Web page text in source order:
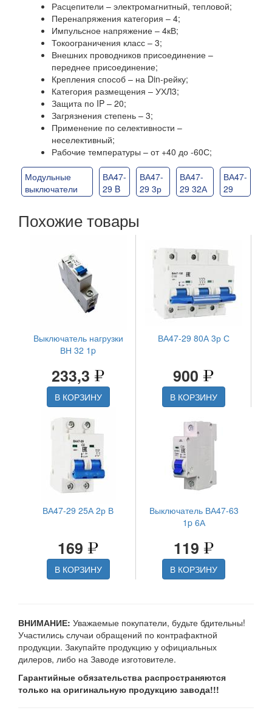
Расцепители – электромагнитный, тепловой;
Перенапряжения категория – 4;
Импульсное напряжение – 4кВ;
Токоограничения класс – 3;
Внешних проводников присоединение –
переднее присоединение;
Крепления способ – на Din-рейку;
Категория размещения – УХЛ3;
Защита по IP – 20;
Загрязнения степень – 3;
Применение по селективности –
неселективный;
Рабочие температуры – от +40 до -60С;
Модульные
выключатели
ВА47-
29 B
ВА47-
29 3р
ВА47-
29 32А
ВА47-
29
Похожие товары
Выключатель нагрузки
ВН 32 1p
233,3
В КОРЗИНУ
ВА47-29 80А 3р С
900
В КОРЗИНУ
ВА47-29 25А 2р В
169
В КОРЗИНУ
Выключатель ВА47-63
1p 6А
119
В КОРЗИНУ
ВНИМАНИЕ: Уважаемые покупатели, будьте бдительны!
Участились случаи обращений по контрафактной
продукции. Закупайте продукцию у официальных
дилеров, либо на Заводе изготовителе.
Гарантийные обязательства распространяются
только на оригинальную продукцию завода!!!